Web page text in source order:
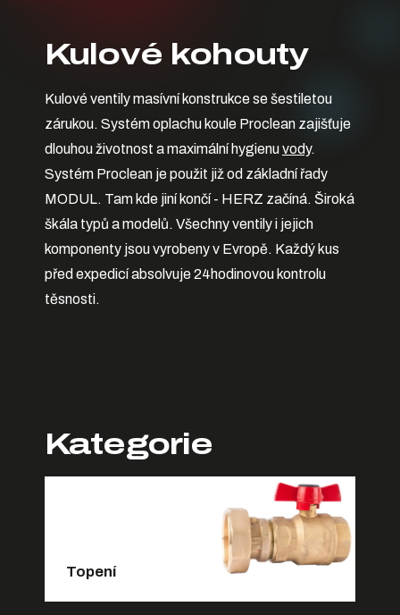
Kulové kohouty
Kulové ventily masívní konstrukce se šestiletou
zárukou. Systém oplachu koule Proclean zajišťuje
dlouhou životnost a maximální hygienuvody.
Systém Proclean je použit již od základní řady
MODUL. Tam kde jiní končí - HERZ začíná. Široká
škála typů a modelů. Všechny ventily i jejich
komponenty jsou vyrobeny v Evropě. Každý kus
před expedicí absolvuje 24hodinovou kontrolu
těsnosti.
Kategorie
Topení